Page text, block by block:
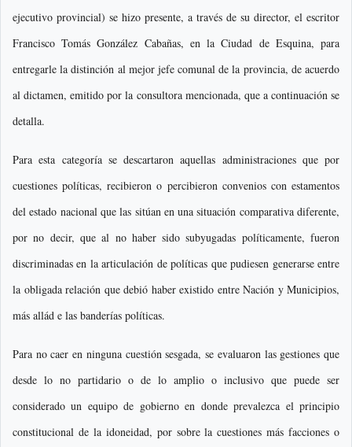
ejecutivo provincial) se hizo presente, a través de su director, el escritor
Francisco Tomás González Cabañas, en la Ciudad de Esquina, para
entregarle la distinción al mejor jefe comunal de la provincia, de acuerdo
al dictamen, emitido por la consultora mencionada, que a continuación se
detalla.
Para esta categoría se descartaron aquellas administraciones que por
cuestiones políticas, recibieron o percibieron convenios con estamentos
del estado nacional que las sitúan en una situación comparativa diferente,
por no decir, que al no haber sido subyugadas políticamente, fueron
discriminadas en la articulación de políticas que pudiesen generarse entre
la obligada relación que debió haber existido entre Nación y Municipios,
más allád e las banderías políticas.
Para no caer en ninguna cuestión sesgada, se evaluaron las gestiones que
desde lo no partidario o de lo amplio o inclusivo que puede ser
considerado un equipo de gobierno en donde prevalezca el principio
constitucional de la idoneidad, por sobre la cuestiones más facciones o